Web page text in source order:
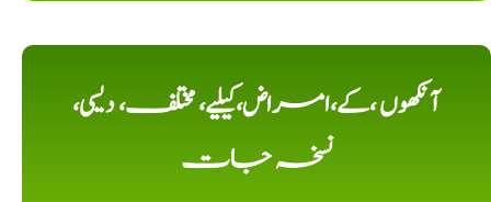
آنکھوں ،کے،امراض،کیلیے، مختلف، دیسی،
نسخہ جات